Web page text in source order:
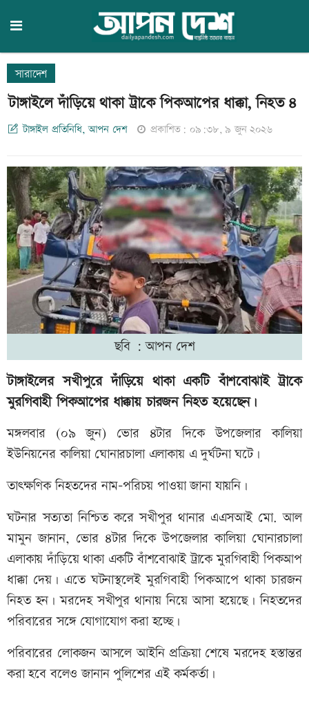
সারাদেশ
টাঙ্গাইলে দাঁড়িয়ে থাকা ট্রাকে পিকআপের ধাক্কা, নিহত ৪
টাঙ্গাইল প্রতিনিধি, আপন দেশ প্রকাশিত: ০৯:৩৮, ৯ জুন ২০২৬
ছবি : আপন দেশ
টাঙ্গাইলের সখীপুরে দাঁড়িয়ে থাকা একটি বাঁশবোঝাই ট্রাকে
মুরগিবাহী পিকআপের ধাক্কায় চারজন নিহত হয়েছেন।
মঙ্গলবার (০৯ জুন) ভোর ৪টার দিকে উপজেলার কালিয়া
ইউনিয়নের কালিয়া ঘোনারচালা এলাকায় এ দুর্ঘটনা ঘটে।
তাৎক্ষণিক নিহতদের নাম-পরিচয় পাওয়া জানা যায়নি।
ঘটনার সত্যতা নিশ্চিত করে সখীপুর থানার এএসআই মো. আল
মামুন জানান, ভোর ৪টার দিকে উপজেলার কালিয়া ঘোনারচালা
এলাকায় দাঁড়িয়ে থাকা একটি বাঁশবোঝাই ট্রাকে মুরগিবাহী পিকআপ
ধাক্কা দেয়। এতে ঘটনাস্থলেই মুরগিবাহী পিকআপে থাকা চারজন
নিহত হন। মরদেহ সখীপুর থানায় নিয়ে আসা হয়েছে। নিহতদের
পরিবারের সঙ্গে যোগাযোগ করা হচ্ছে।
পরিবারের লোকজন আসলে আইনি প্রক্রিয়া শেষে মরদেহ হস্তান্তর
করা হবে বলেও জানান পুলিশের এই কর্মকর্তা।